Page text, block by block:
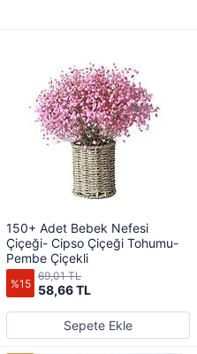
150+ Adet Bebek Nefesi
Çiçeği- Cipso Çiçeği Tohumu-
Pembe Çiçekli
%15 58,66 TL
69,01 TL
Sepete Ekle